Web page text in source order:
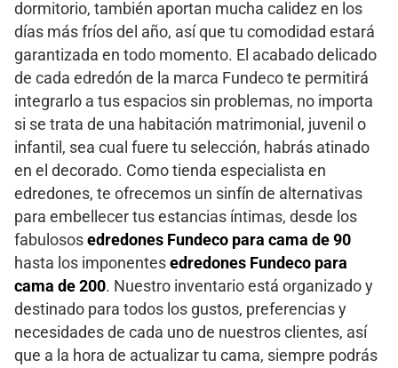
dormitorio, también aportan mucha calidez en los
días más fríos del año, así que tu comodidad estará
garantizada en todo momento. El acabado delicado
de cada edredón de la marca Fundeco te permitirá
integrarlo a tus espacios sin problemas, no importa
si se trata de una habitación matrimonial, juvenil o
infantil, sea cual fuere tu selección, habrás atinado
en el decorado. Como tienda especialista en
edredones, te ofrecemos un sinfín de alternativas
para embellecer tus estancias íntimas, desde los
fabulosos edredones Fundeco para cama de 90
hasta los imponentes edredones Fundeco para
cama de 200. Nuestro inventario está organizado y
destinado para todos los gustos, preferencias y
necesidades de cada uno de nuestros clientes, así
que a la hora de actualizar tu cama, siempre podrás